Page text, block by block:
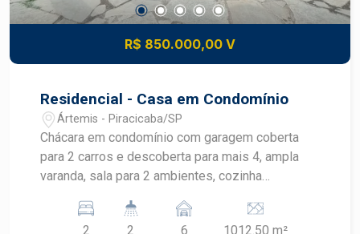
R$ 850.000,00 V
Residencial - Casa em Condomínio
Ártemis - Piracicaba/SP
Chácara em condomínio com garagem coberta
para 2 carros e descoberta para mais 4, ampla
varanda, sala para 2 ambientes, cozinha
coberta, 2 banheiros de apoio, quarto de despejo,
2 2 6 1012.50 m²